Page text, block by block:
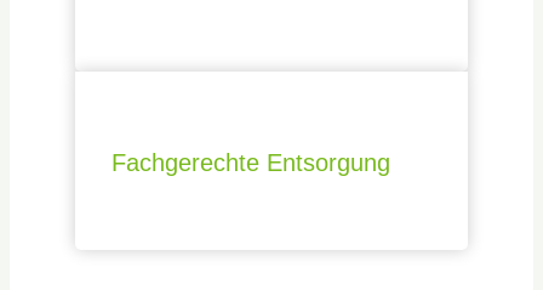
Fachgerechte Entsorgung